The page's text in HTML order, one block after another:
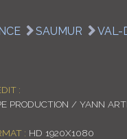
SAUMUR VAL-
:
PRODUCTION / YANN
: HD 1920X1080